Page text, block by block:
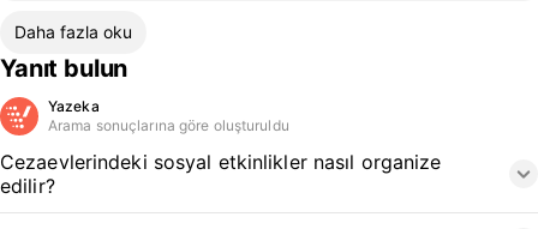
Daha fazla oku
Yanıt bulun
Yazeka
Arama sonuçlarına göre oluşturuldu
Cezaevlerindeki sosyal etkinlikler nasıl organize
edilir?